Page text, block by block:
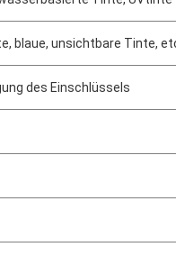
blaue, unsichtbare Tinte,
des Einschlüssels